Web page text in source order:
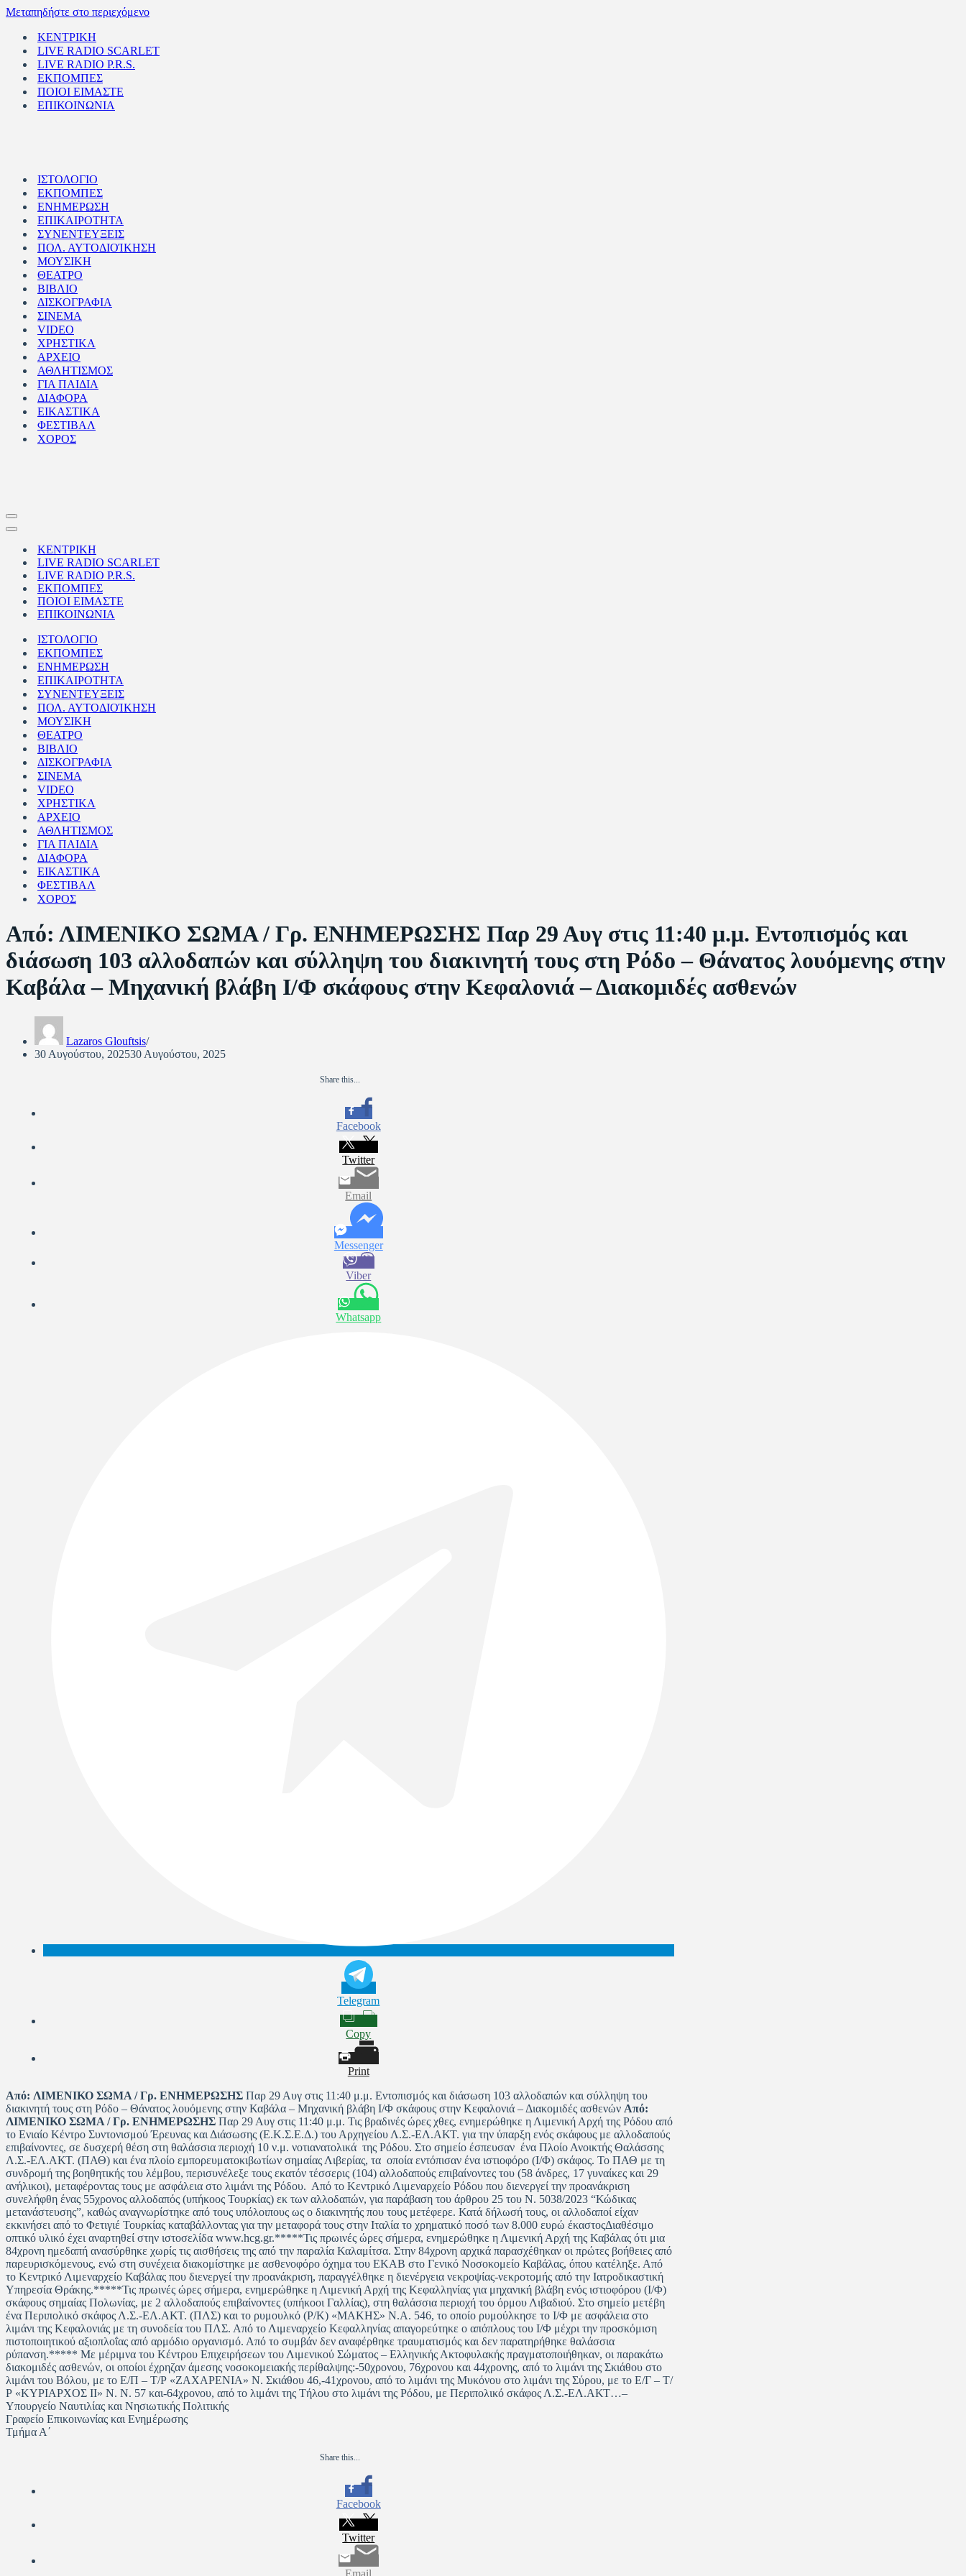
Μεταπηδήστε στο περιεχόμενο
ΚΕΝΤΡΙΚΗ
LIVE RADIO SCARLET
LIVE RADIO P.R.S.
ΕΚΠΟΜΠΕΣ
ΠΟΙΟΙ ΕΙΜΑΣΤΕ
ΕΠΙΚΟΙΝΩΝΙΑ
ΙΣΤΟΛΟΓΙΟ
ΕΚΠΟΜΠΕΣ
ΕΝΗΜΕΡΩΣΗ
ΕΠΙΚΑΙΡΟΤΗΤΑ
ΣΥΝΕΝΤΕΥΞΕΙΣ
ΠΟΛ. ΑΥΤΟΔΙΟΊΚΗΣΗ
ΜΟΥΣΙΚΗ
ΘΕΑΤΡΟ
ΒΙΒΛΙΟ
ΔΙΣΚΟΓΡΑΦΙΑ
ΣΙΝΕΜΑ
VIDEO
ΧΡΗΣΤΙΚΑ
ΑΡΧΕΙΟ
ΑΘΛΗΤΙΣΜΟΣ
ΓΙΑ ΠΑΙΔΙΑ
ΔΙΑΦΟΡΑ
ΕΙΚΑΣΤΙΚΑ
ΦΕΣΤΙΒΑΛ
ΧΟΡΟΣ
Μενού
πλοήγησης
Μενού
πλοήγησηςΚΕΝΤΡΙΚΗ
LIVE RADIO SCARLET
LIVE RADIO P.R.S.
ΕΚΠΟΜΠΕΣ
ΠΟΙΟΙ ΕΙΜΑΣΤΕ
ΕΠΙΚΟΙΝΩΝΙΑ
ΙΣΤΟΛΟΓΙΟ
ΕΚΠΟΜΠΕΣ
ΕΝΗΜΕΡΩΣΗ
ΕΠΙΚΑΙΡΟΤΗΤΑ
ΣΥΝΕΝΤΕΥΞΕΙΣ
ΠΟΛ. ΑΥΤΟΔΙΟΊΚΗΣΗ
ΜΟΥΣΙΚΗ
ΘΕΑΤΡΟ
ΒΙΒΛΙΟ
ΔΙΣΚΟΓΡΑΦΙΑ
ΣΙΝΕΜΑ
VIDEO
ΧΡΗΣΤΙΚΑ
ΑΡΧΕΙΟ
ΑΘΛΗΤΙΣΜΟΣ
ΓΙΑ ΠΑΙΔΙΑ
ΔΙΑΦΟΡΑ
ΕΙΚΑΣΤΙΚΑ
ΦΕΣΤΙΒΑΛ
ΧΟΡΟΣ
Από: ΛΙΜΕΝΙΚΟ ΣΩΜΑ / Γρ. ΕΝΗΜΕΡΩΣΗΣ Παρ 29 Αυγ στις 11:40 μ.μ. Εντοπισμός και
διάσωση 103 αλλοδαπών και σύλληψη του διακινητή τους στη Ρόδο – Θάνατος λουόμενης στην
Καβάλα – Μηχανική βλάβη Ι/Φ σκάφους στην Κεφαλονιά – Διακομιδές ασθενών
Lazaros Glouftsis
30 Αυγούστου, 202530 Αυγούστου, 2025
Share this...
Facebook
Twitter
Email
Messenger
Viber
Whatsapp
Telegram
Copy
Print
Από: ΛΙΜΕΝΙΚΟ ΣΩΜΑ / Γρ. ΕΝΗΜΕΡΩΣΗΣ Παρ 29 Αυγ στις 11:40 μ.μ. Εντοπισμός και διάσωση 103 αλλοδαπών και σύλληψη του
διακινητή τους στη Ρόδο – Θάνατος λουόμενης στην Καβάλα – Μηχανική βλάβη Ι/Φ σκάφους στην Κεφαλονιά – Διακομιδές ασθενών Από:
ΛΙΜΕΝΙΚΟ ΣΩΜΑ / Γρ. ΕΝΗΜΕΡΩΣΗΣ Παρ 29 Αυγ στις 11:40 μ.μ. Τις βραδινές ώρες χθες, ενημερώθηκε η Λιμενική Αρχή της Ρόδου από
το Ενιαίο Κέντρο Συντονισμού Έρευνας και Διάσωσης (Ε.Κ.Σ.Ε.Δ.) του Αρχηγείου Λ.Σ.-ΕΛ.ΑΚΤ. για την ύπαρξη ενός σκάφους με αλλοδαπούς
επιβαίνοντες, σε δυσχερή θέση στη θαλάσσια περιοχή 10 ν.μ. νοτιανατολικά της Ρόδου. Στο σημείο έσπευσαν ένα Πλοίο Ανοικτής Θαλάσσης
Λ.Σ.-ΕΛ.ΑΚΤ. (ΠΑΘ) και ένα πλοίο εμπορευματοκιβωτίων σημαίας Λιβερίας, τα οποία εντόπισαν ένα ιστιοφόρο (Ι/Φ) σκάφος. Το ΠΑΘ με τη
συνδρομή της βοηθητικής του λέμβου, περισυνέλεξε τους εκατόν τέσσερις (104) αλλοδαπούς επιβαίνοντες του (58 άνδρες, 17 γυναίκες και 29
ανήλικοι), μεταφέροντας τους με ασφάλεια στο λιμάνι της Ρόδου. Από το Κεντρικό Λιμεναρχείο Ρόδου που διενεργεί την προανάκριση
συνελήφθη ένας 55χρονος αλλοδαπός (υπήκοος Τουρκίας) εκ των αλλοδαπών, για παράβαση του άρθρου 25 του Ν. 5038/2023 “Κώδικας
μετανάστευσης”, καθώς αναγνωρίστηκε από τους υπόλοιπους ως ο διακινητής που τους μετέφερε. Κατά δήλωσή τους, οι αλλοδαποί είχαν
εκκινήσει από το Φετιγιέ Τουρκίας καταβάλλοντας για την μεταφορά τους στην Ιταλία το χρηματικό ποσό των 8.000 ευρώ έκαστοςΔιαθέσιμο
οπτικό υλικό έχει αναρτηθεί στην ιστοσελίδα www.hcg.gr.*****Τις πρωινές ώρες σήμερα, ενημερώθηκε η Λιμενική Αρχή της Καβάλας ότι μια
84χρονη ημεδαπή ανασύρθηκε χωρίς τις αισθήσεις της από την παραλία Καλαμίτσα. Στην 84χρονη αρχικά παρασχέθηκαν οι πρώτες βοήθειες από
παρευρισκόμενους, ενώ στη συνέχεια διακομίστηκε με ασθενοφόρο όχημα του ΕΚΑΒ στο Γενικό Νοσοκομείο Καβάλας, όπου κατέληξε. Από
το Κεντρικό Λιμεναρχείο Καβάλας που διενεργεί την προανάκριση, παραγγέλθηκε η διενέργεια νεκροψίας-νεκροτομής από την Ιατροδικαστική
Υπηρεσία Θράκης.*****Τις πρωινές ώρες σήμερα, ενημερώθηκε η Λιμενική Αρχή της Κεφαλληνίας για μηχανική βλάβη ενός ιστιοφόρου (Ι/Φ)
σκάφους σημαίας Πολωνίας, με 2 αλλοδαπούς επιβαίνοντες (υπήκοοι Γαλλίας), στη θαλάσσια περιοχή του όρμου Λιβαδιού. Στο σημείο μετέβη
ένα Περιπολικό σκάφος Λ.Σ.-ΕΛ.ΑΚΤ. (ΠΛΣ) και το ρυμουλκό (Ρ/Κ) «ΜΑΚΗΣ» Ν.Α. 546, το οποίο ρυμούλκησε το Ι/Φ με ασφάλεια στο
λιμάνι της Κεφαλονιάς με τη συνοδεία του ΠΛΣ. Από το Λιμεναρχείο Κεφαλληνίας απαγορεύτηκε ο απόπλους του Ι/Φ μέχρι την προσκόμιση
πιστοποιητικού αξιοπλοΐας από αρμόδιο οργανισμό. Από το συμβάν δεν αναφέρθηκε τραυματισμός και δεν παρατηρήθηκε θαλάσσια
ρύπανση.***** Με μέριμνα του Κέντρου Επιχειρήσεων του Λιμενικού Σώματος – Ελληνικής Ακτοφυλακής πραγματοποιήθηκαν, οι παρακάτω
διακομιδές ασθενών, οι οποίοι έχρηζαν άμεσης νοσοκομειακής περίθαλψης:-50χρονου, 76χρονου και 44χρονης, από το λιμάνι της Σκιάθου στο
λιμάνι του Βόλου, με το Ε/Π – Τ/Ρ «ΖΑΧΑΡΕΝΙΑ» Ν. Σκιάθου 46,-41χρονου, από το λιμάνι της Μυκόνου στο λιμάνι της Σύρου, με το Ε/Γ – Τ/
Ρ «ΚΥΡΙΑΡΧΟΣ ΙΙ» Ν. Ν. 57 και-64χρονου, από το λιμάνι της Τήλου στο λιμάνι της Ρόδου, με Περιπολικό σκάφος Λ.Σ.-ΕΛ.ΑΚΤ…–
Υπουργείο Ναυτιλίας και Νησιωτικής Πολιτικής
Γραφείο Επικοινωνίας και Ενημέρωσης
Τμήμα Α΄
Share this...
Facebook
Twitter